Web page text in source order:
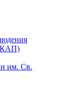
им. Св.